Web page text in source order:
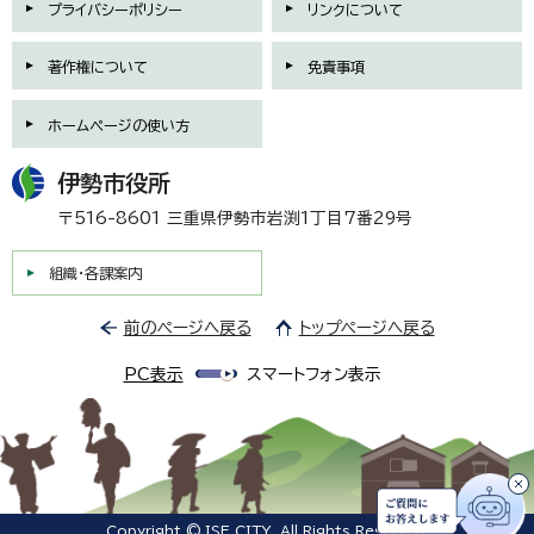
プライバシーポリシー リンクについて
著作権について 免責事項
ホームページの使い方
伊勢市役所
〒516-8601 三重県伊勢市岩渕1丁目7番29号
組織・各課案内
前のページへ戻る トップページへ戻る
PC表示 スマートフォン表示
Copyright © ISE CITY. All Rights Reserved.